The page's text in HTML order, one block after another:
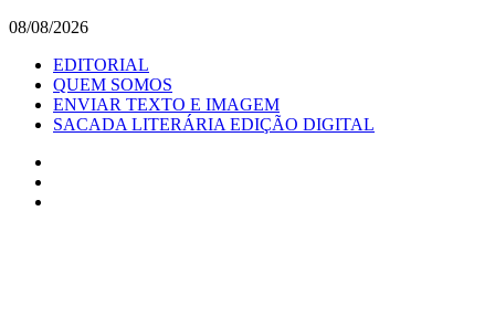
08/08/2026
EDITORIAL
QUEM SOMOS
ENVIAR TEXTO E IMAGEM
SACADA LITERÁRIA EDIÇÃO DIGITAL